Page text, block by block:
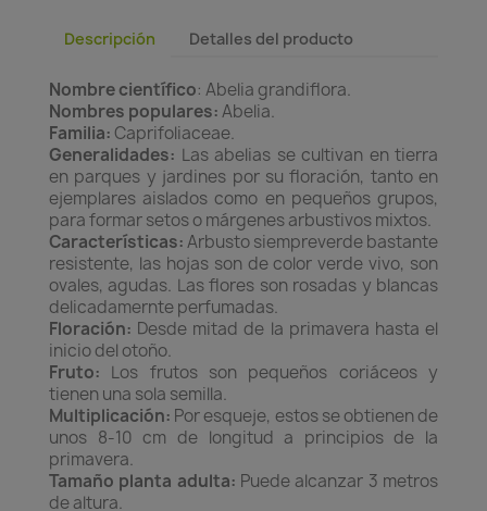
Descripción Detalles del producto
Nombre científico: Abelia grandiflora.
Nombres populares:Abelia.
Familia: Caprifoliaceae.
Generalidades: Las abelias se cultivan en tierra
en parques y jardines por su floración, tanto en
ejemplares aislados como en pequeños grupos,
para formar setos o márgenes arbustivos mixtos.
Características:Arbusto siempreverde bastante
resistente, las hojas son de color verde vivo, son
ovales, agudas. Las flores son rosadas y blancas
delicadamernte perfumadas.
Floración: Desde mitad de la primavera hasta el
inicio del otoño.
Fruto: Los frutos son pequeños coriáceos y
tienen una sola semilla.
Multiplicación: Por esqueje, estos se obtienen de
unos 8-10 cm de longitud a principios de la
primavera.
Tamaño planta adulta: Puede alcanzar 3 metros
de altura.